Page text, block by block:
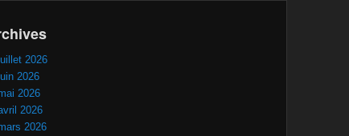
2026
2026
2026
2026
2026